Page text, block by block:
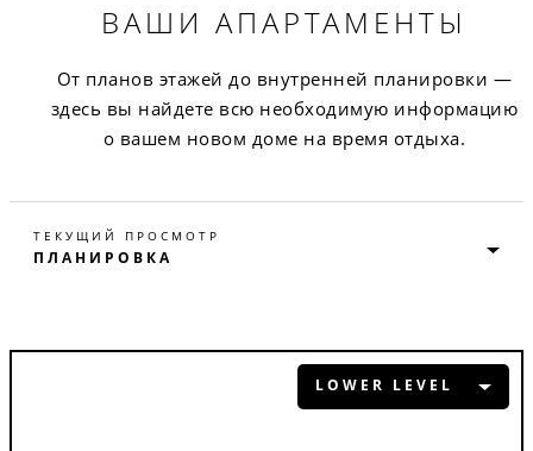
ВАШИ АПАРТАМЕНТЫ
От планов этажей до внутренней планировки —
здесь вы найдете всю необходимую информацию
о вашем новом доме на время отдыха.
ТЕКУЩИЙ ПРОСМОТР